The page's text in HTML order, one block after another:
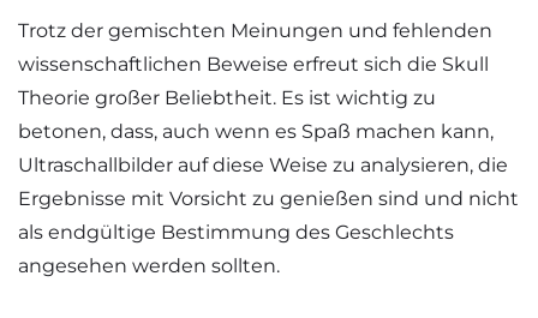
Trotz der gemischten Meinungen und fehlenden
wissenschaftlichen Beweise erfreut sich die Skull
Theorie großer Beliebtheit. Es ist wichtig zu
betonen, dass, auch wenn es Spaß machen kann,
Ultraschallbilder auf diese Weise zu analysieren, die
Ergebnisse mit Vorsicht zu genießen sind und nicht
als endgültige Bestimmung des Geschlechts
angesehen werden sollten.